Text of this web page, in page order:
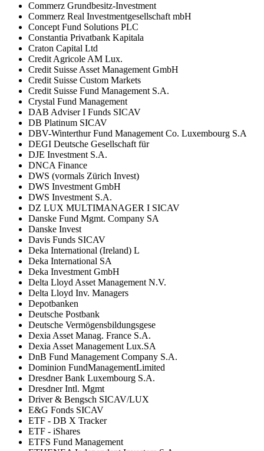
Commerz Grundbesitz-Investment
Commerz Real Investmentgesellschaft mbH
Concept Fund Solutions PLC
Constantia Privatbank Kapitala
Craton Capital Ltd
Credit Agricole AM Lux.
Credit Suisse Asset Management GmbH
Credit Suisse Custom Markets
Credit Suisse Fund Management S.A.
Crystal Fund Management
DAB Adviser I Funds SICAV
DB Platinum SICAV
DBV-Winterthur Fund Management Co. Luxembourg S.A
DEGI Deutsche Gesellschaft für
DJE Investment S.A.
DNCA Finance
DWS (vormals Zürich Invest)
DWS Investment GmbH
DWS Investment S.A.
DZ LUX MULTIMANAGER I SICAV
Danske Fund Mgmt. Company SA
Danske Invest
Davis Funds SICAV
Deka International (Ireland) L
Deka International SA
Deka Investment GmbH
Delta Lloyd Asset Management N.V.
Delta Lloyd Inv. Managers
Depotbanken
Deutsche Postbank
Deutsche Vermögensbildungsgese
Dexia Asset Manag. France S.A.
Dexia Asset Management Lux.SA
DnB Fund Management Company S.A.
Dominion FundManagementLimited
Dresdner Bank Luxembourg S.A.
Dresdner Intl. Mgmt
Driver & Bengsch SICAV/LUX
E&G Fonds SICAV
ETF - DB X Tracker
ETF - iShares
ETFS Fund Management